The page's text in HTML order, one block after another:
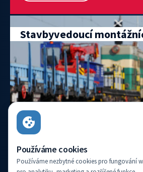
Používáme cookies
Používáme nezbytné cookies pro fungování
Stavbyvedoucí